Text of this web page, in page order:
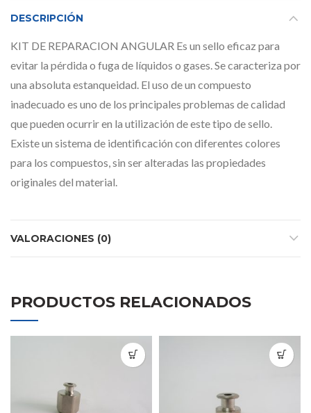
DESCRIPCIÓN
KIT DE REPARACION ANGULAR Es un sello eficaz para
evitar la pérdida o fuga de líquidos o gases. Se caracteriza por
una absoluta estanqueidad. El uso de un compuesto
inadecuado es uno de los principales problemas de calidad
que pueden ocurrir en la utilización de este tipo de sello.
Existe un sistema de identificación con diferentes colores
para los compuestos, sin ser alteradas las propiedades
originales del material.
VALORACIONES (0)
PRODUCTOS RELACIONADOS